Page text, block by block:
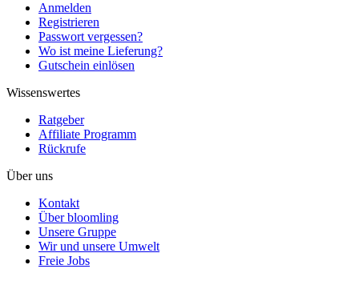
Anmelden
Registrieren
Passwort vergessen?
Wo ist meine Lieferung?
Gutschein einlösen
Wissenswertes
Ratgeber
Affiliate Programm
Rückrufe
Über uns
Kontakt
Über bloomling
Unsere Gruppe
Wir und unsere Umwelt
Freie Jobs